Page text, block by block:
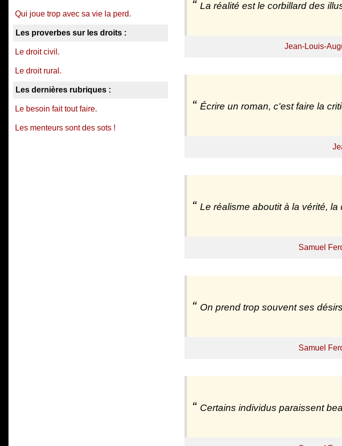
La réalité est le corbillard des
Jean-Louis-
Écrire un roman, c'est faire la
Le réalisme aboutit à la vérité,
Samuel
On prend trop souvent ses
Samuel
Certains individus paraissent
Qui joue trop avec sa vie la perd.
Les proverbes sur les droits :
Le droit civil.
Le droit rural.
Les dernières rubriques :
Le besoin fait tout faire.
Les menteurs sont des sots !